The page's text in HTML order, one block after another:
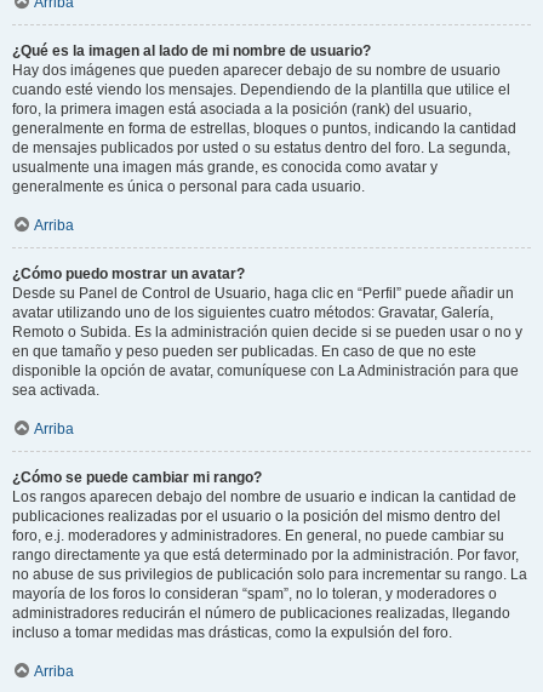
¿Qué es la imagen al lado de mi nombre de usuario?
Hay dos imágenes que pueden aparecer debajo de su nombre de usuario
cuando esté viendo los mensajes. Dependiendo de la plantilla que utilice el
foro, la primera imagen está asociada a la posición (rank) del usuario,
generalmente en forma de estrellas, bloques o puntos, indicando la cantidad
de mensajes publicados por usted o su estatus dentro del foro. La segunda,
usualmente una imagen más grande, es conocida como avatar y
generalmente es única o personal para cada usuario.
Arriba
¿Cómo puedo mostrar un avatar?
Desde su Panel de Control de Usuario, haga clic en “Perfil” puede añadir un
avatar utilizando uno de los siguientes cuatro métodos: Gravatar, Galería,
Remoto o Subida. Es la administración quien decide si se pueden usar o no y
en que tamaño y peso pueden ser publicadas. En caso de que no este
disponible la opción de avatar, comuníquese con La Administración para que
sea activada.
Arriba
¿Cómo se puede cambiar mi rango?
Los rangos aparecen debajo del nombre de usuario e indican la cantidad de
publicaciones realizadas por el usuario o la posición del mismo dentro del
foro, e.j. moderadores y administradores. En general, no puede cambiar su
rango directamente ya que está determinado por la administración. Por favor,
no abuse de sus privilegios de publicación solo para incrementar su rango. La
mayoría de los foros lo consideran “spam”, no lo toleran, y moderadores o
administradores reducirán el número de publicaciones realizadas, llegando
incluso a tomar medidas mas drásticas, como la expulsión del foro.
Arriba